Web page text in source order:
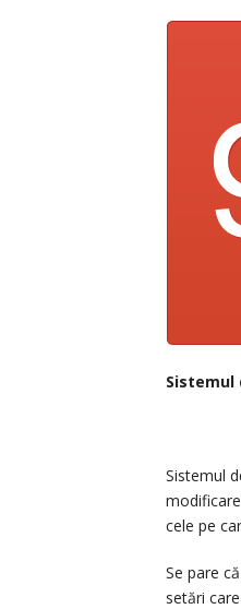
Sistemul
Sistemul
cele pe
Se pare
setări